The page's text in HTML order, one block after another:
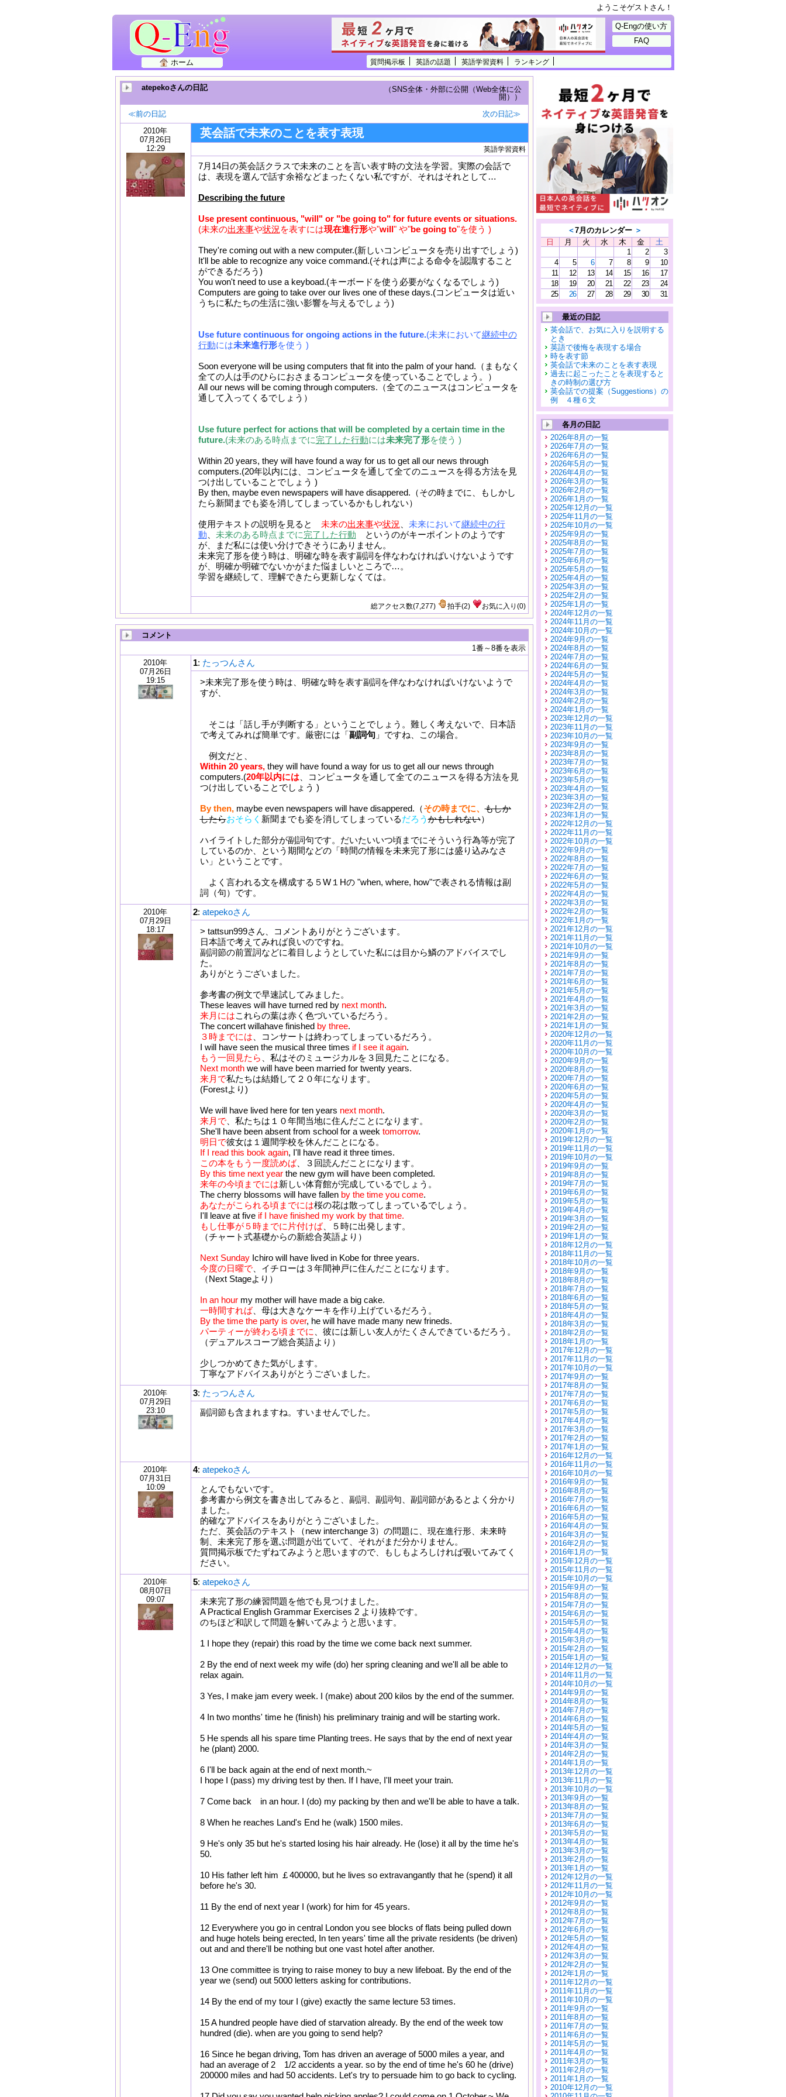
ようこそゲストさん！
質問掲示板 英語の話題 英語学習資料 ランキング
ホーム
Q-Engの使い方
FAQ
atepekoさんの日記
（SNS全体・外部に公開（Web全体に公
開））
≪前の日記
次の日記≫
2010年
07月26日
12:29
英会話で未来のことを表す表現
英語学習資料
7月14日の英会話クラスで未来のことを言い表す時の文法を学習。実際の会話で
は、表現を選んで話す余裕などまったくない私ですが、それはそれとして…
Describing the future
Use present continuous, "will" or "be going to" for future events or situations.
(未来の出来事や状況 を表すには現在進行形や"will" や"be going to"を使う )
They're coming out with a new computer.(新しいコンピュータを売り出すでしょう)
It'll be able to recognize any voice command.(それは声による命令を認識すること
ができるだろう)
You won't need to use a keyboad.(キーボードを使う必要がなくなるでしょう)
Computers are going to take over our lives one of these days.(コンピュータは近い
うちに私たちの生活に強い影響を与えるでしょう)
Use future continuous for ongoing actions in the future.(未来において継続中の
行動には未来進行形を使う )
Soon everyone will be using computers that fit into the palm of your hand.（まもなく
全ての人は手のひらにおさまるコンピュータを使っていることでしょう。）
All our news will be coming through computers.（全てのニュースはコンピュータを
通して入ってくるでしょう）
Use future perfect for actions that will be completed by a certain time in the
future.(未来のある時点までに完了した行動には未来完了形を使う )
Within 20 years, they will have found a way for us to get all our news through
computers.(20年以内には、コンピュータを通して全てのニュースを得る方法を見
つけ出していることでしょう )
By then, maybe even newspapers will have disappered.（その時までに、もしかし
たら新聞までも姿を消してしまっているかもしれない）
使用テキストの説明を見ると 未来の出来事や状況 未来において継続中の行
動
未来のある時点までに完了した行動 というのがキーポイントのようです
が、まだ私には使い分けできそうにありません。
未来完了形を使う時は、明確な時を表す副詞を伴なわなければいけないようです
が、明確か明確でないかがまた悩ましいところで…。
学習を継続して、理解できたら更新しなくては。
総アクセス数(7,277) 拍手(2) お気に入り (0)
コメント
1番～8番を表示
2010年
07月26日
19:15
1: たっつんさん
>未来完了形を使う時は、明確な時を表す副詞を伴なわなければいけないようで
すが、
そこは「話し手が判断する」ということでしょう。難しく考えないで、日本語
で考えてみれば簡単です。厳密には「副詞句 」ですね、この場合。
例文だと、
Within 20 years,they will have found a way for us to get all our news through
computers.(20年以内には、コンピュータを通して全てのニュースを得る方法を見
つけ出していることでしょう )
By then,maybe even newspapers will have disappered.（その時までに、もしか
したらおそらく 新聞までも姿を消してしまっているだろうかもしれない）
ハイライトした部分が副詞句です。だいたいいつ頃までにそういう行為等が完了
しているのか、という期間などの「時間の情報を未来完了形には盛り込みなさ
い」ということです。
よく言われる文を構成する５W１Hの "when, where, how"で表される情報は副
詞（句）です。
2010年
07月29日
18:17
2: atepekoさん
> tattsun999さん、コメントありがとうございます。
日本語で考えてみれば良いのですね。
副詞節の前置詞などに着目しようとしていた私には目から鱗のアドバイスでし
た。
ありがとうございました。
参考書の例文で早速試してみました。
These leaves will have turned red by next month.
来月にはこれらの葉は赤く色づいているだろう。
The concert willahave finished by three.
３時までには 、コンサートは終わってしまっているだろう。
I will have seen the musical three times if I see it again.
もう一回見たら 、私はそのミュージカルを３回見たことになる。
Next monthwe will have been married for twenty years.
来月で私たちは結婚して２０年になります。
(Forestより)
We will have lived here for ten years next month.
来月で、私たちは１０年間当地に住んだことになります。
She'll have been absent from school for a week tomorrow.
明日で彼女は１週間学校を休んだことになる。
If I read this book again, I'll have read it three times.
この本をもう一度読めば、３回読んだことになります。
By this time next yearthe new gym will have been completed.
来年の今頃までには新しい体育館が完成しているでしょう。
The cherry blossoms will have fallen by the time you come.
あなたがこられる頃までには桜の花は散ってしまっているでしょう。
I'll leave at five if I have finished my work by that time.
もし仕事が５時までに片付けば、５時に出発します。
（チャート式基礎からの新総合英語より）
Next SundayIchiro will have lived in Kobe for three years.
今度の日曜で、イチローは３年間神戸に住んだことになります。
（Next Stageより）
In an hourmy mother will have made a big cake.
一時間すれば、母は大きなケーキを作り上げているだろう。
By the time the party is over, he will have made many new frineds.
パーティーが終わる頃までに 、彼には新しい友人がたくさんできているだろう。
（デュアルスコープ総合英語より）
少しつかめてきた気がします。
丁寧なアドバイスありがとうございました。
2010年
07月29日
23:10
3: たっつんさん
副詞節も含まれますね。すいませんでした。
2010年
07月31日
10:09
4: atepekoさん
とんでもないです。
参考書から例文を書き出してみると、副詞、副詞句、副詞節があるとよく分かり
ました。
的確なアドバイスをありがとうございました。
ただ、英会話のテキスト（new interchange 3）の問題に、現在進行形、未来時
制、未来完了形を選ぶ問題が出ていて、それがまだ分かりません。
質問掲示板でたずねてみようと思いますので、もしもよろしければ覗いてみてく
ださい。
2010年
08月07日
09:07
5: atepekoさん
未来完了形の練習問題を他でも見つけました。
A Practical English Grammar Exercises 2 より抜粋です。
のちほど和訳して問題を解いてみようと思います。
1 I hope they (repair) this road by the time we come back next summer.
2 By the end of next week my wife (do) her spring cleaning and we'll all be able to
relax again.
3 Yes, I make jam every week. I (make) about 200 kilos by the end of the summer.
4 In two months' time he (finish) his preliminary trainig and will be starting work.
5 He spends all his spare time Planting trees. He says that by the end of next year
he (plant) 2000.
6 I'll be back again at the end of next month.~
I hope I (pass) my driving test by then. If I have, I'll meet your train.
7 Come back in an hour. I (do) my packing by then and we'll be able to have a talk.
8 When he reaches Land's End he (walk) 1500 miles.
9 He's only 35 but he's started losing his hair already. He (lose) it all by the time he's
50.
10 His father left him ￡400000, but he lives so extravangantly that he (spend) it all
before he's 30.
11 By the end of next year I (work) for him for 45 years.
12 Everywhere you go in central London you see blocks of flats being pulled down
and huge hotels being erected, In ten years' time all the private residents (be driven)
out and and there'll be nothing but one vast hotel after another.
13 One committee is trying to raise money to buy a new lifeboat. By the end of the
year we (send) out 5000 letters asking for contributions.
14 By the end of my tour I (give) exactly the same lecture 53 times.
15 A hundred people have died of starvation already. By the end of the week tow
hundred (die). when are you going to send help?
16 Since he began driving, Tom has driven an average of 5000 miles a year, and
had an average of 2 1/2 accidents a year. so by the end of time he's 60 he (drive)
200000 miles and had 50 accidents. Let's try to persuade him to go back to cycling.
＜7月のカレンダー ＞
日
月 火 水 木 金
土
1
2
3
4
5 6 7 8 9
10
11
12 13 14 15 16
17
18
19 20 21 22 23
24
25
26 27 28 29 30 31
最近の日記
英会話で、お気に入りを説明する
とき
英語で後悔を表現する場合
時を表す節
英会話で未来のことを表す表現
過去に起こったことを表現すると
きの時制の選び方
英会話での提案（Suggestions）の
例 ４種６文
各月の日記
2026年8月の一覧
2026年7月の一覧
2026年6月の一覧
2026年5月の一覧
2026年4月の一覧
2026年3月の一覧
2026年2月の一覧
2026年1月の一覧
2025年12月の一覧
2025年11月の一覧
2025年10月の一覧
2025年9月の一覧
2025年8月の一覧
2025年7月の一覧
2025年6月の一覧
2025年5月の一覧
2025年4月の一覧
2025年3月の一覧
2025年2月の一覧
2025年1月の一覧
2024年12月の一覧
2024年11月の一覧
2024年10月の一覧
2024年9月の一覧
2024年8月の一覧
2024年7月の一覧
2024年6月の一覧
2024年5月の一覧
2024年4月の一覧
2024年3月の一覧
2024年2月の一覧
2024年1月の一覧
2023年12月の一覧
2023年11月の一覧
2023年10月の一覧
2023年9月の一覧
2023年8月の一覧
2023年7月の一覧
2023年6月の一覧
2023年5月の一覧
2023年4月の一覧
2023年3月の一覧
2023年2月の一覧
2023年1月の一覧
2022年12月の一覧
2022年11月の一覧
2022年10月の一覧
2022年9月の一覧
2022年8月の一覧
2022年7月の一覧
2022年6月の一覧
2022年5月の一覧
2022年4月の一覧
2022年3月の一覧
2022年2月の一覧
2022年1月の一覧
2021年12月の一覧
2021年11月の一覧
2021年10月の一覧
2021年9月の一覧
2021年8月の一覧
2021年7月の一覧
2021年6月の一覧
2021年5月の一覧
2021年4月の一覧
2021年3月の一覧
2021年2月の一覧
2021年1月の一覧
2020年12月の一覧
2020年11月の一覧
2020年10月の一覧
2020年9月の一覧
2020年8月の一覧
2020年7月の一覧
2020年6月の一覧
2020年5月の一覧
2020年4月の一覧
2020年3月の一覧
2020年2月の一覧
2020年1月の一覧
2019年12月の一覧
2019年11月の一覧
2019年10月の一覧
2019年9月の一覧
2019年8月の一覧
2019年7月の一覧
2019年6月の一覧
2019年5月の一覧
2019年4月の一覧
2019年3月の一覧
2019年2月の一覧
2019年1月の一覧
2018年12月の一覧
2018年11月の一覧
2018年10月の一覧
2018年9月の一覧
2018年8月の一覧
2018年7月の一覧
2018年6月の一覧
2018年5月の一覧
2018年4月の一覧
2018年3月の一覧
2018年2月の一覧
2018年1月の一覧
2017年12月の一覧
2017年11月の一覧
2017年10月の一覧
2017年9月の一覧
2017年8月の一覧
2017年7月の一覧
2017年6月の一覧
2017年5月の一覧
2017年4月の一覧
2017年3月の一覧
2017年2月の一覧
2017年1月の一覧
2016年12月の一覧
2016年11月の一覧
2016年10月の一覧
2016年9月の一覧
2016年8月の一覧
2016年7月の一覧
2016年6月の一覧
2016年5月の一覧
2016年4月の一覧
2016年3月の一覧
2016年2月の一覧
2016年1月の一覧
2015年12月の一覧
2015年11月の一覧
2015年10月の一覧
2015年9月の一覧
2015年8月の一覧
2015年7月の一覧
2015年6月の一覧
2015年5月の一覧
2015年4月の一覧
2015年3月の一覧
2015年2月の一覧
2015年1月の一覧
2014年12月の一覧
2014年11月の一覧
2014年10月の一覧
2014年9月の一覧
2014年8月の一覧
2014年7月の一覧
2014年6月の一覧
2014年5月の一覧
2014年4月の一覧
2014年3月の一覧
2014年2月の一覧
2014年1月の一覧
2013年12月の一覧
2013年11月の一覧
2013年10月の一覧
2013年9月の一覧
2013年8月の一覧
2013年7月の一覧
2013年6月の一覧
2013年5月の一覧
2013年4月の一覧
2013年3月の一覧
2013年2月の一覧
2013年1月の一覧
2012年12月の一覧
2012年11月の一覧
2012年10月の一覧
2012年9月の一覧
2012年8月の一覧
2012年7月の一覧
2012年6月の一覧
2012年5月の一覧
2012年4月の一覧
2012年3月の一覧
2012年2月の一覧
2012年1月の一覧
2011年12月の一覧
2011年11月の一覧
2011年10月の一覧
2011年9月の一覧
2011年8月の一覧
2011年7月の一覧
2011年6月の一覧
2011年5月の一覧
2011年4月の一覧
2011年3月の一覧
2011年2月の一覧
2011年1月の一覧
2010年12月の一覧